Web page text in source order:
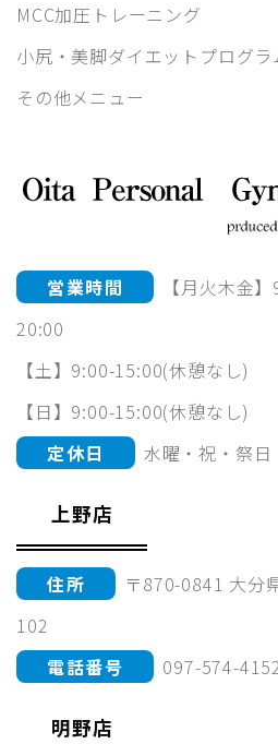
MCC加圧トレーニング
小尻・美脚ダイエットプログラ
その他メニュー
営業時間
【月火木金
20:00
【土】9:00-15:00(休憩なし)
【日】9:00-15:00(休憩なし)
定休日
水曜・祝・祭日
上野店
住所
〒870-0841 大分
102
電話番号
097-574-
明野店